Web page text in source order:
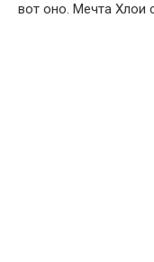
вот оно. Мечта Хлои